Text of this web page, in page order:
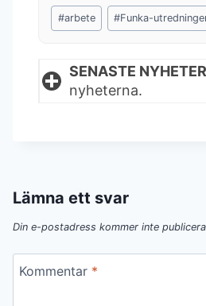
Post
Tags:
#arbete #Funka-
SENASTE
nyheterna.
Lämna ett svar
Din e-postadress kommer inte
Kommentar *